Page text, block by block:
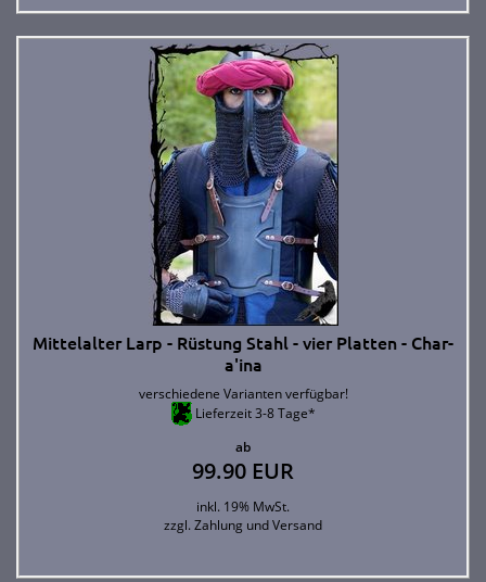
Mittelalter Larp - Rüstung Stahl - vier Platten - Char-
a'ina
verschiedene Varianten verfügbar!
Lieferzeit 3-8 Tage*
ab
99.90 EUR
inkl. 19% MwSt.
zzgl.Zahlung und Versand